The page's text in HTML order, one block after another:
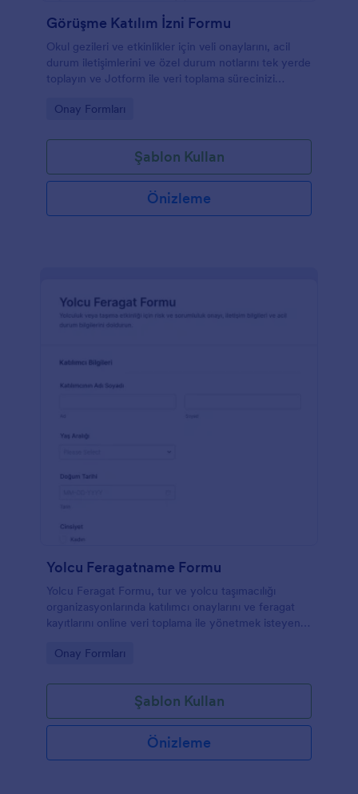
Görüşme Katılım İzni Formu
Okul gezileri ve etkinlikler için veli onaylarını, acil
durum iletişimlerini ve özel durum notlarını tek yerde
toplayın ve Jotform ile veri toplama sürecinizi
Go to Category:
Onay Formları
Şablon Kullan
Önizleme
Yolcu Feragatname Formu
Yolcu Feragat Formu, tur ve yolcu taşımacılığı
organizasyonlarında katılımcı onaylarını ve feragat
kayıtlarını online veri toplama ile yönetmek isteyen
Go to Category:
Onay Formları
Şablon Kullan
Önizleme